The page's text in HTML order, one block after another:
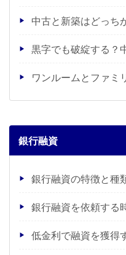
中古と新築はどっち
黒字でも破綻する？
ワンルームとファミ
銀行融資
銀行融資の特徴と種
銀行融資を依頼する
低金利で融資を獲得